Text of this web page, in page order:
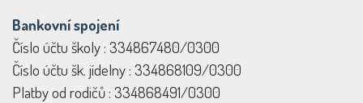
Bankovní spojení
Číslo účtu školy : 334867480/0300
Číslo účtu šk. jídelny : 334868109/0300
Platby od rodičů : 334868491/0300